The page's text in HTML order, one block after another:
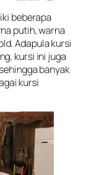
beberapa
putih, warna
Adapula kursi
kursi ini juga
banyak
kursi